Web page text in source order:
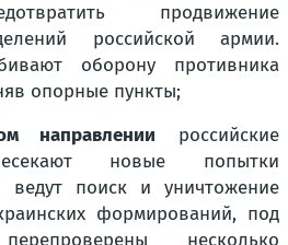
продвижение
российской армии.
оборону противника
опорные пункты;
направлении российские
новые попытки
ведут поиск и уничтожение
формирований, под
несколько